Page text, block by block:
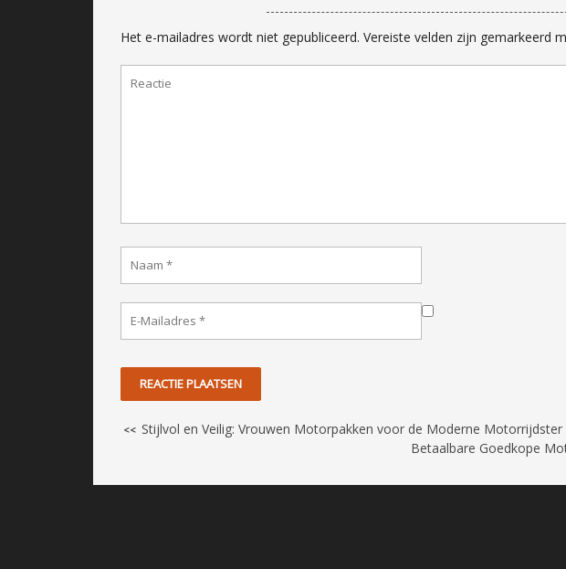
Het e-mailadres wordt niet gepubliceerd. Vereiste velden zijn gemarkeerd
<< Stijlvol en Veilig: Vrouwen Motorpakken voor de Moderne Motorrijdster
Betaalbare Goedkope